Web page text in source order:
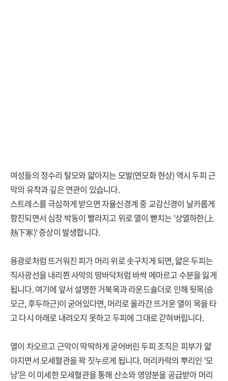
여성들의 정수리 탈모와 얇아지는 모발(연모화 현상) 역시 두피 근
막의 유착과 깊은 연관이 있습니다.
스트레스를 극심하게 받으면 자율신경계 중 교감신경이 날카롭게
항진되면서 심장 박동이 빨라지고 위로 열이 뻗치는 '상열하한(上
熱下寒)' 증상이 발생합니다.
용광로처럼 뜨거워진 피가 머리 위로 솟구치게 되면, 얇은 두피는
직사광선을 내리쬔 사막의 땅바닥처럼 바싹 메마르고 수분을 잃게
됩니다. 여기에 앞서 설명한 거북목과 라운드숄더로 인해 뒷목(승
모근, 후두하근)이 굳어있다면, 머리로 올라간 뜨거운 열이 목을 타
고 다시 아래로 내려오지 못하고 두피에 그대로 갇혀버립니다.
열이 차오르고 근막이 딱딱하게 굳어버린 두피 조직은 피부가 얇
아지면서 모세혈관을 꽉 짓누르게 됩니다. 머리카락의 뿌리인 '모
낭'은 이 미세한 모세혈관을 통해 산소와 영양분을 공급받아 머리